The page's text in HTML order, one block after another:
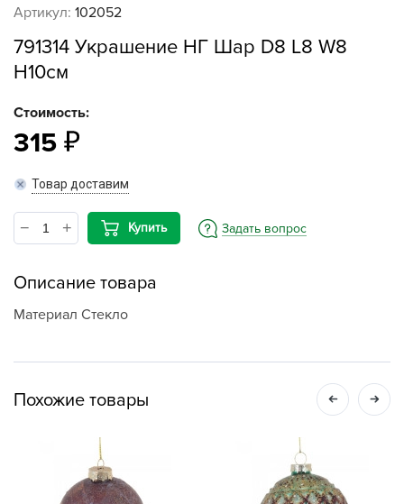
Артикул: 102052
791314 Украшение НГ Шар D8 L8 W8
H10см
Стоимость:
315
Товар доставим
Купить Задать вопрос
Описание товара
Материал Стекло
Похожие товары